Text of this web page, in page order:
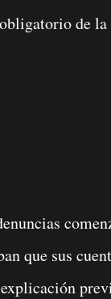
de la
que sus